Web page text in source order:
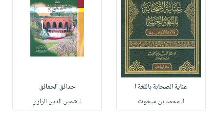
عناية الصحابة باللغة ا
لـ محمد بن مبخوت
حدائق الحقائق
لـ شمس الدين الرازي